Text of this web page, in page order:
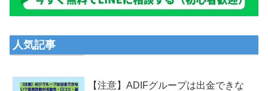
人気記事
【注意】ADIFグループは出金できな